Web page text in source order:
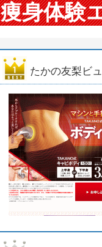
痩身体験
たかの友梨ビ